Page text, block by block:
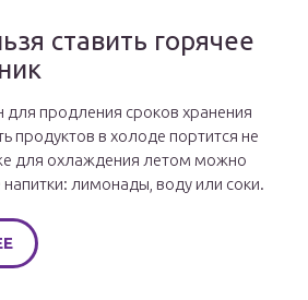
ставить горячее
продления сроков хранения
продуктов в холоде портится не
для охлаждения летом можно
лимонады, воду или соки.